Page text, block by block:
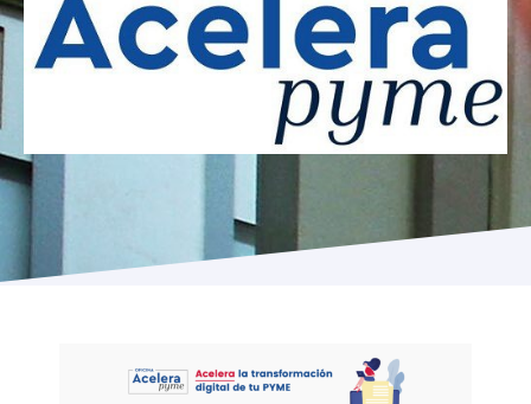
Tramitaciones